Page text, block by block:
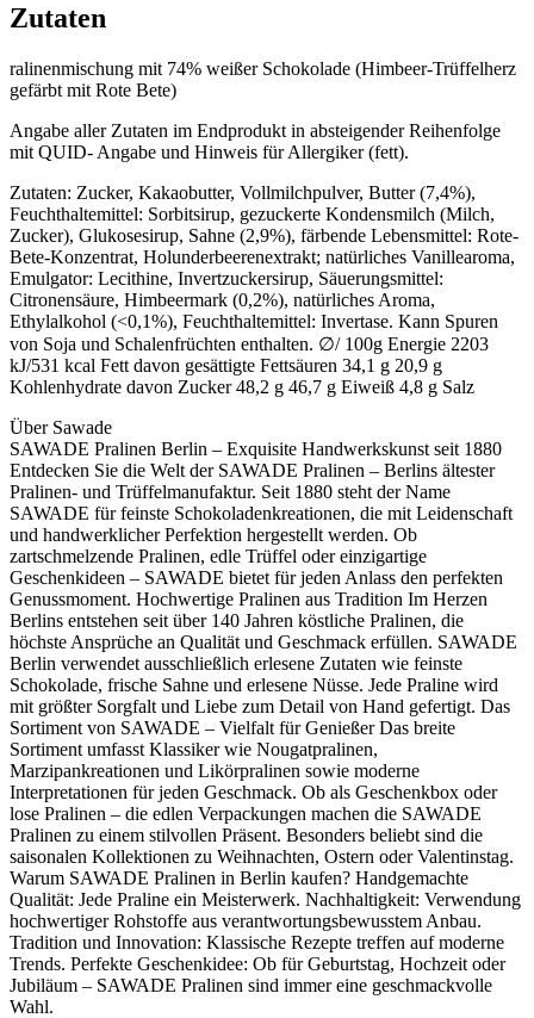
Zutaten
ralinenmischung mit 74% weißer Schokolade (Himbeer-Trüffelherz
gefärbt mit Rote Bete)
Angabe aller Zutaten im Endprodukt in absteigender Reihenfolge
mit QUID- Angabe und Hinweis für Allergiker (fett).
Zutaten: Zucker, Kakaobutter, Vollmilchpulver, Butter (7,4%),
Feuchthaltemittel: Sorbitsirup, gezuckerte Kondensmilch (Milch,
Zucker), Glukosesirup, Sahne (2,9%), färbende Lebensmittel: Rote-
Bete-Konzentrat, Holunderbeerenextrakt; natürliches Vanillearoma,
Emulgator: Lecithine, Invertzuckersirup, Säuerungsmittel:
Citronensäure, Himbeermark (0,2%), natürliches Aroma,
Ethylalkohol (<0,1%), Feuchthaltemittel: Invertase. Kann Spuren
von Soja und Schalenfrüchten enthalten. ∅/ 100g Energie 2203
kJ/531 kcal Fett davon gesättigte Fettsäuren 34,1 g 20,9 g
Kohlenhydrate davon Zucker 48,2 g 46,7 g Eiweiß 4,8 g Salz
Über Sawade
SAWADE Pralinen Berlin – Exquisite Handwerkskunst seit 1880
Entdecken Sie die Welt der SAWADE Pralinen – Berlins ältester
Pralinen- und Trüffelmanufaktur. Seit 1880 steht der Name
SAWADE für feinste Schokoladenkreationen, die mit Leidenschaft
und handwerklicher Perfektion hergestellt werden. Ob
zartschmelzende Pralinen, edle Trüffel oder einzigartige
Geschenkideen – SAWADE bietet für jeden Anlass den perfekten
Genussmoment. Hochwertige Pralinen aus Tradition Im Herzen
Berlins entstehen seit über 140 Jahren köstliche Pralinen, die
höchste Ansprüche an Qualität und Geschmack erfüllen. SAWADE
Berlin verwendet ausschließlich erlesene Zutaten wie feinste
Schokolade, frische Sahne und erlesene Nüsse. Jede Praline wird
mit größter Sorgfalt und Liebe zum Detail von Hand gefertigt. Das
Sortiment von SAWADE – Vielfalt für Genießer Das breite
Sortiment umfasst Klassiker wie Nougatpralinen,
Marzipankreationen und Likörpralinen sowie moderne
Interpretationen für jeden Geschmack. Ob als Geschenkbox oder
lose Pralinen – die edlen Verpackungen machen die SAWADE
Pralinen zu einem stilvollen Präsent. Besonders beliebt sind die
saisonalen Kollektionen zu Weihnachten, Ostern oder Valentinstag.
Warum SAWADE Pralinen in Berlin kaufen? Handgemachte
Qualität: Jede Praline ein Meisterwerk. Nachhaltigkeit: Verwendung
hochwertiger Rohstoffe aus verantwortungsbewusstem Anbau.
Tradition und Innovation: Klassische Rezepte treffen auf moderne
Trends. Perfekte Geschenkidee: Ob für Geburtstag, Hochzeit oder
Jubiläum – SAWADE Pralinen sind immer eine geschmackvolle
Wahl.